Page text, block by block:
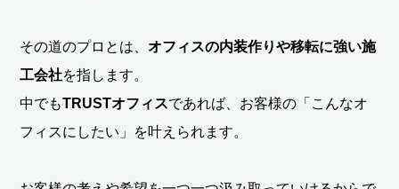
その道のプロとは、オフィスの内装作りや移転に強い施
工会社を指します。
中でもTRUSTオフィスであれば、お客様の「こんなオ
フィスにしたい」を叶えられます。